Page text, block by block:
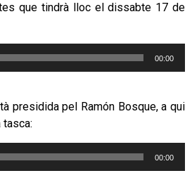
que tindrà lloc el dissabte 17 de
00:00
presidida pel Ramón Bosque, a qui
tasca:
00:00